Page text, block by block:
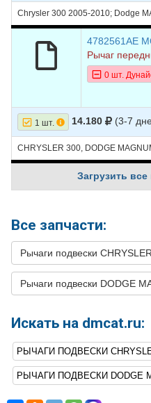
36 DODGE MAGNUM
DODGE MAGNUM
DODGE MAGNUM
Chrysler 300 2005-2010; Dodge
4782561AE
Рычаг
0 шт.
1 шт. 14.180 (3-7
CHRYSLER 300, DODGE
Загрузить
Все запчасти:
Рычаги подвески
Рычаги подвески DODGE
Искать на dmcat.ru:
РЫЧАГИ ПОДВЕСКИ
РЫЧАГИ ПОДВЕСКИ DODGE